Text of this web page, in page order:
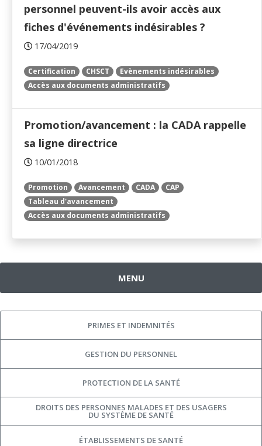
personnel peuvent-ils avoir accès aux
fiches d'événements indésirables ?
17/04/2019
Certification CHSCT
Evènements indésirables
Accès aux documents administratifs
Promotion/avancement : la CADA rappelle
sa ligne directrice
10/01/2018
Promotion Avancement CADA
CAP
Tableau d'avancement
Accès aux documents administratifs
MENU
PRIMES ET INDEMNITÉS
GESTION DU PERSONNEL
PROTECTION DE LA SANTÉ
DROITS DES PERSONNES MALADES ET DES USAGERS
DU SYSTÈME DE SANTÉ
ÉTABLISSEMENTS DE SANTÉ